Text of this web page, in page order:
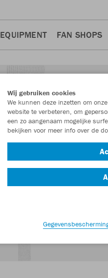
EQUIPMENT FAN SHOPS
Wij gebruiken cookies
We kunnen deze inzetten om
website te verbeteren, om
een zo aangenaam mogelijke
bekijken voor meer info over de